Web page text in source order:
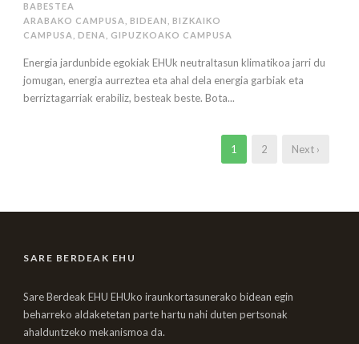
BABESTEA
ARABAKO CAMPUSA
BIDEAN
BIZKAIKO
CAMPUSA
DENA GIPUZKOAKO CAMPUSA
Energia jardunbide egokiak EHUk neutraltasun klimatikoa jarri du
jomugan, energia aurreztea eta ahal dela energia garbiak eta
berriztagarriak erabiliz, besteak beste. Bota...
1 2 Next ›
SARE BERDEAK EHU
Sare Berdeak EHU EHUko iraunkortasunerako bidean egin
beharreko aldaketetan parte hartu nahi duten pertsonak
ahalduntzeko mekanismoa da.